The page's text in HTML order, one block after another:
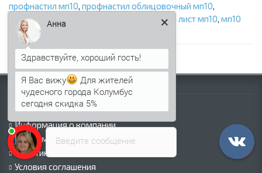
профнастил мп10, профнастил облицовочный мп10,
листовой металл мп10
профилированный лист мп10, мп10
оцинкованный
Информация
Палитра RAL
Информация о компании
Информация о доставке
Политика безопасности
Условия соглашения
Введите сообщение
Анна
Здравствуйте, хороший гость!
Я Вас вижу
Для жителей
чудесного города Колумбус
сегодня скидка 5%
Аннапечатает...